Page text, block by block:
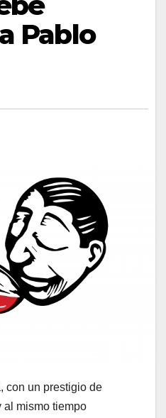
Pablo
con un prestigio de
al mismo tiempo